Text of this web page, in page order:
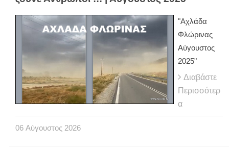
"Αχλάδα
Φλώρινας
Αύγουστος
2025"
Διαβάστε
Περισσότερ
α
06 Αύγουστος 2026